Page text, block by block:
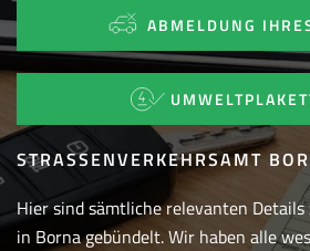
ABMELDUNG
STRASSENVERKEHRSAMT
Hier sind sämtliche relevanten
in Borna gebündelt. Wir haben alle